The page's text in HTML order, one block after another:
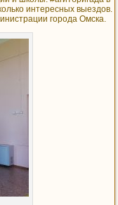
интересных выездов.
города Омска.